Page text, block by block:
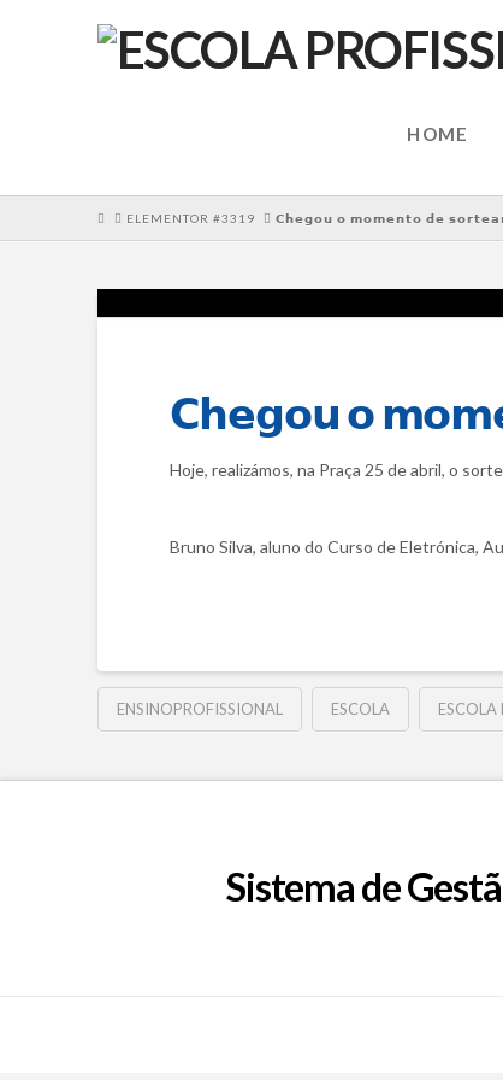
HOME
HOMEELEMENTOR #3319 𝗖𝗵𝗲𝗴𝗼𝘂 𝗼 𝗺𝗼𝗺𝗲𝗻𝘁𝗼 𝗱𝗲
𝗖𝗵𝗲𝗴𝗼𝘂 𝗼
Hoje, realizámos, na Praça 25 de abril, o
Bruno Silva, aluno do Curso de Eletrónica,
ENSINOPROFISSIONAL ESCOLA ESCOLA
Sistema de